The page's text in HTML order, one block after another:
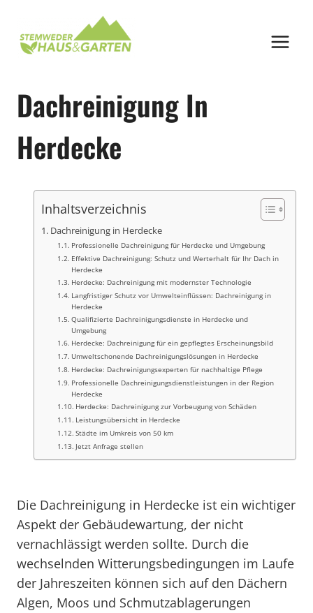
springen
Dachreinigung In
Herdecke
Inhaltsverzeichnis
Dachreinigung in Herdecke
Professionelle Dachreinigung für Herdecke und Umgebung
Effektive Dachreinigung: Schutz und Werterhalt für Ihr Dach in
Herdecke
Herdecke: Dachreinigung mit modernster Technologie
Langfristiger Schutz vor Umwelteinflüssen: Dachreinigung in
Herdecke
Qualifizierte Dachreinigungsdienste in Herdecke und
Umgebung
Herdecke: Dachreinigung für ein gepflegtes Erscheinungsbild
Umweltschonende Dachreinigungslösungen in Herdecke
Herdecke: Dachreinigungsexperten für nachhaltige Pflege
Professionelle Dachreinigungsdienstleistungen in der Region
Herdecke
Herdecke: Dachreinigung zur Vorbeugung von Schäden
Leistungsübersicht in Herdecke
Städte im Umkreis von 50 km
Jetzt Anfrage stellen
Die Dachreinigung in Herdecke ist ein wichtiger
Aspekt der Gebäudewartung, der nicht
vernachlässigt werden sollte. Durch die
wechselnden Witterungsbedingungen im Laufe
der Jahreszeiten können sich auf den Dächern
Algen, Moos und Schmutzablagerungen